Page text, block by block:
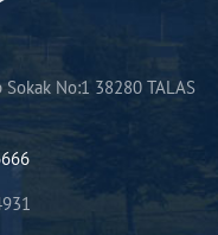
No:1 38280 TALAS